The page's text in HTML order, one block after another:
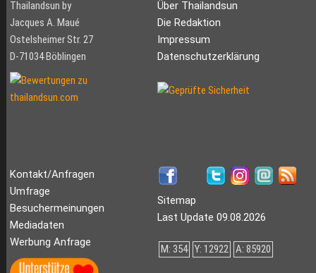
Thailandsun by
Jacques A. Maué
Ostelsheimer Str. 27
D-71034 Böblingen
Über Thailandsun
Die Redaktion
Impressum
Datenschutzerklärung
Kontakt/Anfragen
Umfrage
Besuchermeinungen
Mediadaten
Werbung Anfrage
Sitemap
Last Update 09.08.2026
M: 354 Y: 12922 A: 85920